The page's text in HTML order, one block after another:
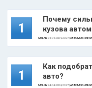
1
Почему
кузова
MELKIY24-04-2024, 20:27 |АВТОМОБИЛИ
1
Как
авто?
MELKIY24-04-2024, 20:27 |АВТОМОБИЛИ